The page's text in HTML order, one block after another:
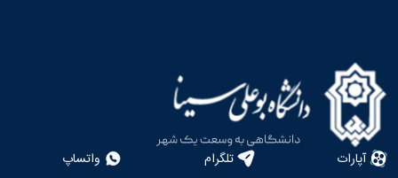
آپارات تلگرام واتساپ